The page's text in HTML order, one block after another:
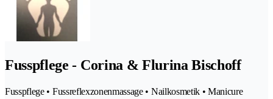
Fusspflege - Corina & Flurina Bischoff
Fusspflege • Fussreflexzonenmassage • Nailkosmetik • Manicure